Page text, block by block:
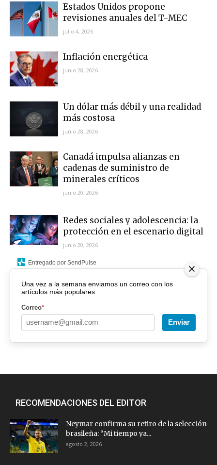
Estados Unidos propone
revisiones anuales del T-MEC
julio 4, 2026
Inflación energética
junio 28, 2026
Un dólar más débil y una realidad
más costosa
junio 28, 2026
Canadá impulsa alianzas en
cadenas de suministro de
minerales críticos
junio 20, 2026
Redes sociales y adolescencia: la
protección en el escenario digital
junio 20, 2026
1 2 3
Una vez a la semana enviamos un correo con los
artículos más populares.
Correo*
Enviar
Entregado por SendPulse
RECOMENDACIONES DEL EDITOR
Neymar confirma su retiro de la selección
brasileña: “Mi tiempo ya...
agosto 2, 2026